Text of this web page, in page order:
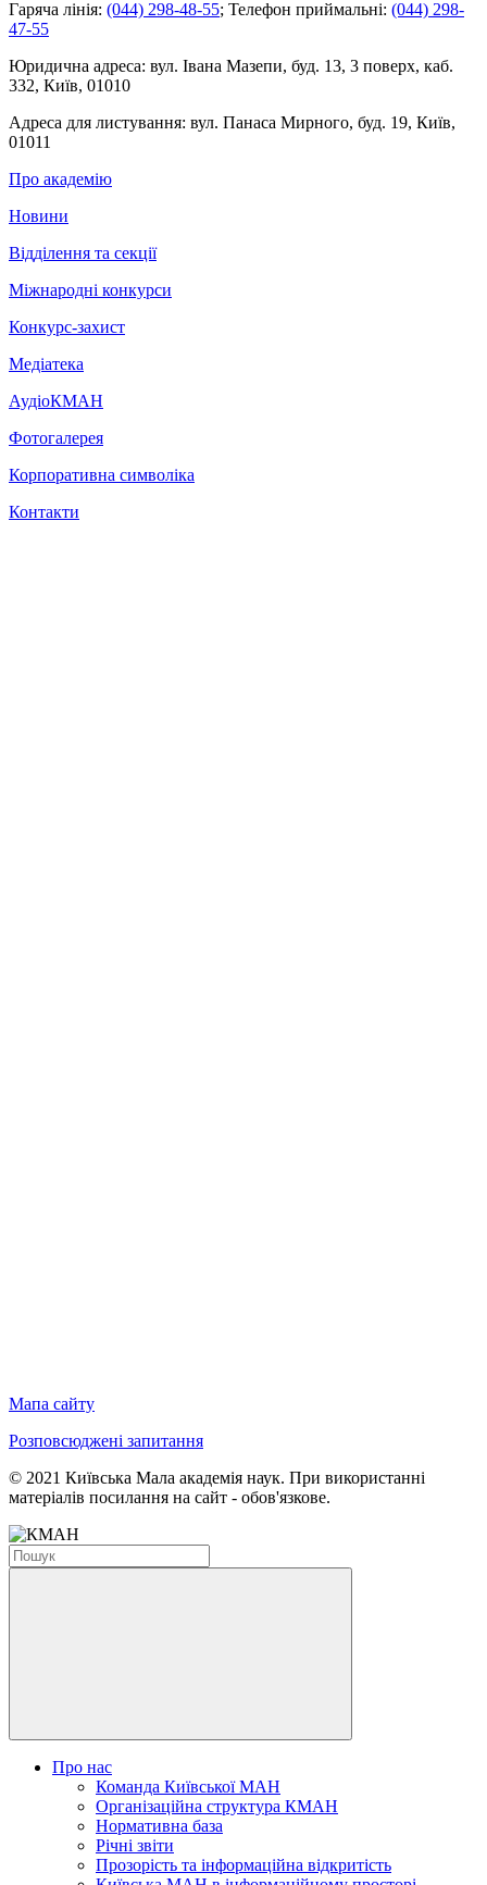
Гаряча лінія: (044) 298-48-55; Телефон приймальні: (044) 298-
47-55
Юридична адреса: вул. Івана Мазепи, буд. 13, 3 поверх, каб.
332, Київ, 01010
Адреса для листування: вул. Панаса Мирного, буд. 19, Київ,
01011
Про академію
Новини
Відділення та секції
Міжнародні конкурси
Конкурс-захист
Медіатека
АудіоКМАН
Фотогалерея
Корпоративна символіка
Контакти
Мапа сайту
Розповсюджені запитання
© 2021 Київська Мала академія наук. При використанні
матеріалів посилання на сайт - обов'язкове.
Про нас
Команда Київської МАН
Організаційна структура КМАН
Нормативна база
Річні звіти
Прозорість та інформаційна відкритість